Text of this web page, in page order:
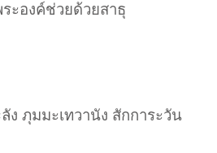
ะองค์ช่วยด้วยสาธุ
ง ภุมมะเทวานัง สักการะวัน